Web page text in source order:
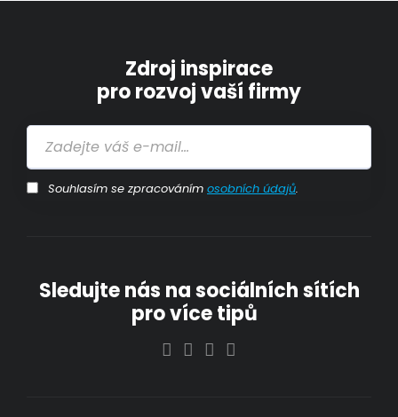
Zdroj inspirace
pro rozvoj vaší firmy
Souhlasím se zpracováním osobních údajů.
Sledujte nás na sociálních sítích
pro více tipů